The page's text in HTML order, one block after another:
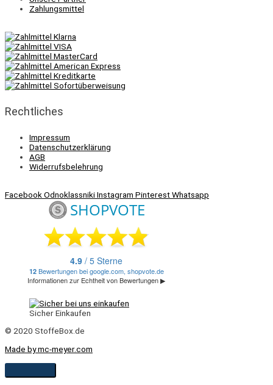
Zahlungsmittel
Rechtliches
Impressum
Datenschutzerklärung
AGB
Widerrufsbelehrung
FacebookOdnoklassnikiInstagram PinterestWhatsapp
Sicher Einkaufen
© 2020 StoffeBox.de
Made by mc-meyer.com